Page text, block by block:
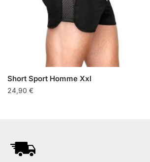
Short Sport Homme Xxl
24,90 €